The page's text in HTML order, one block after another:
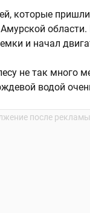
которые
и начал
не так много
водой